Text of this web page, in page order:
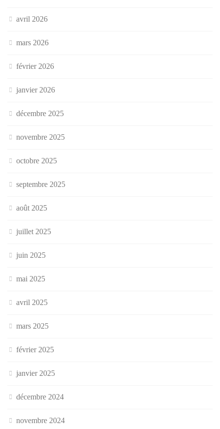
avril 2026
mars 2026
février 2026
janvier 2026
décembre 2025
novembre 2025
octobre 2025
septembre 2025
août 2025
juillet 2025
juin 2025
mai 2025
avril 2025
mars 2025
février 2025
janvier 2025
décembre 2024
novembre 2024